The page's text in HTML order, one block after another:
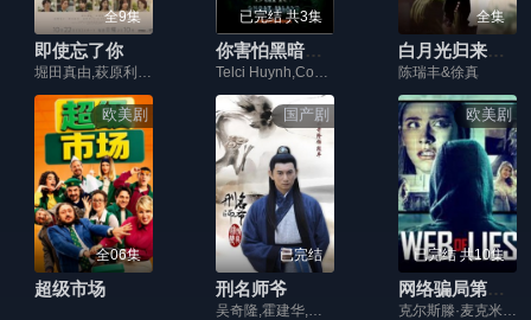
全9集
即使忘了你
堀田真由,萩原利久,风间俊介,冈田结实,畑芽育,檀丽
已完结 共3集
你害怕黑暗吗？第三季
Telci Huynh,Conor Sherry,Luca Padovan
全集
白月光归来，我靠心声掀翻全员剧本
陈瑞丰&徐真
欧美剧
全06集
超级市场
国产剧
已完结
刑名师爷
吴奇隆,霍建华,何琢言,严屹宽,王文杰,武艳芬,费伟妮,杜若溪,刘亚津,刘牧
欧美剧
已完结 共10集
网络骗局第六季
克尔斯滕·麦克米伦,马特·施克特,艾琳·肖尔茨